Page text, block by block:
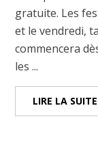
gratuite. Les
et le vendredi,
commencera
les ...
LIRE LA SUITE